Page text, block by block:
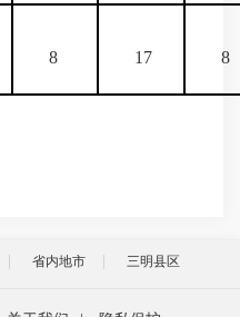
8 17 8
省内地市 三明县区